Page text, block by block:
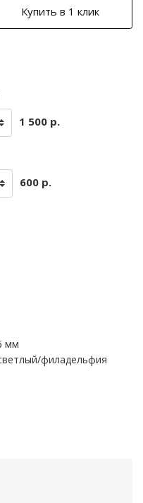
Купить в 1 клик
1 500 р.
600 р.
мм
филадельфия